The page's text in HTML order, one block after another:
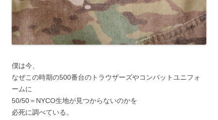
僕は今、
なぜこの時期の500番台のトラウザーズやコンバットユニフォ
ームに
50/50＝NYCO生地が見つからないのかを
必死に調べている。